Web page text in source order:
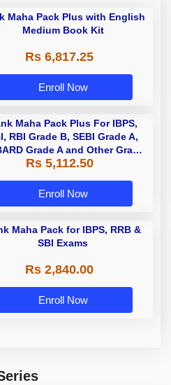
Maha Pack Plus with English
Medium Book Kit
Rs 6,817.25
Enroll Now
Maha Pack Plus For IBPS,
RBI Grade B, SEBI Grade A,
Grade A and Other Grade
A & Grade B Bank Exams
Rs 5,112.50
Enroll Now
Maha Pack for IBPS, RRB &
SBI Exams
Rs 2,840.00
Enroll Now